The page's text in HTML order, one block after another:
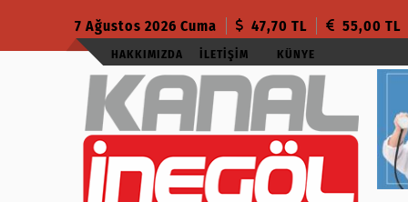
7 Ağustos 2026 Cuma 47,70 TL 55,00 TL
HAKKIMIZDA İLETIŞIM KÜNYE